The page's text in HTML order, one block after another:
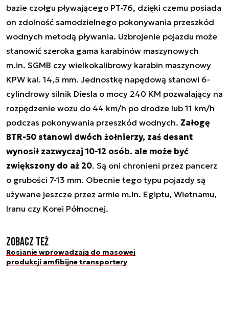
bazie czołgu pływającego PT-76, dzięki czemu posiada
on zdolność samodzielnego pokonywania przeszkód
wodnych metodą pływania. Uzbrojenie pojazdu może
stanowić szeroka gama karabinów maszynowych
m.in. SGMB czy wielkokalibrowy karabin maszynowy
KPW kal. 14,5 mm. Jednostkę napędową stanowi 6-
cylindrowy silnik Diesla o mocy 240 KM pozwalający na
rozpędzenie wozu do 44 km/h po drodze lub 11 km/h
podczas pokonywania przeszkód wodnych. Załogę
BTR-50 stanowi dwóch żołnierzy, zaś desant
wynosił zazwyczaj 10-12 osób. ale może być
zwiększony do aż 20. Są oni chronieni przez pancerz
o grubości 7-13 mm. Obecnie tego typu pojazdy są
używane jeszcze przez armie m.in. Egiptu, Wietnamu,
Iranu czy Korei Północnej.
Zobacz też
Rosjanie wprowadzają do masowej
produkcji amfibijne transportery